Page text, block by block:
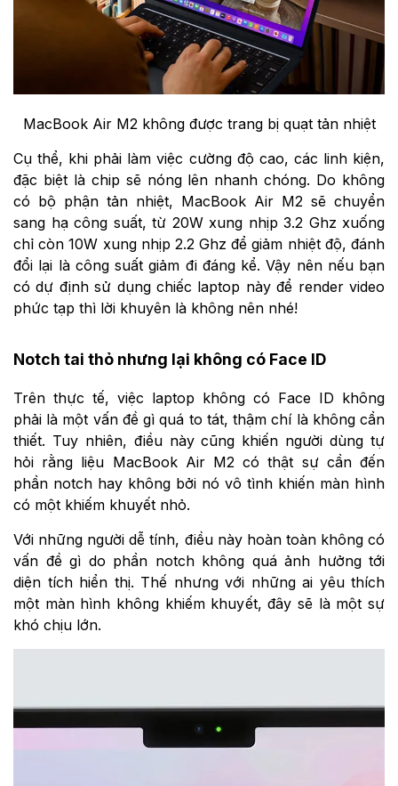
MacBook Air M2 không được trang bị quạt tản nhiệt
Cụ thể, khi phải làm việc cường độ cao, các linh kiện,
đặc biệt là chip sẽ nóng lên nhanh chóng. Do không
có bộ phận tản nhiệt, MacBook Air M2 sẽ chuyển
sang hạ công suất, từ 20W xung nhịp 3.2 Ghz xuống
chỉ còn 10W xung nhịp 2.2 Ghz để giảm nhiệt độ, đánh
đổi lại là công suất giảm đi đáng kể. Vậy nên nếu bạn
có dự định sử dụng chiếc laptop này để render video
phức tạp thì lời khuyên là không nên nhé!
Notch tai thỏ nhưng lại không có Face ID
Trên thực tế, việc laptop không có Face ID không
phải là một vấn đề gì quá to tát, thậm chí là không cần
thiết. Tuy nhiên, điều này cũng khiến người dùng tự
hỏi rằng liệu MacBook Air M2 có thật sự cần đến
phần notch hay không bởi nó vô tình khiến màn hình
có một khiếm khuyết nhỏ.
Với những người dễ tính, điều này hoàn toàn không có
vấn đề gì do phần notch không quá ảnh hưởng tới
diện tích hiển thị. Thế nhưng với những ai yêu thích
một màn hình không khiếm khuyết, đây sẽ là một sự
khó chịu lớn.